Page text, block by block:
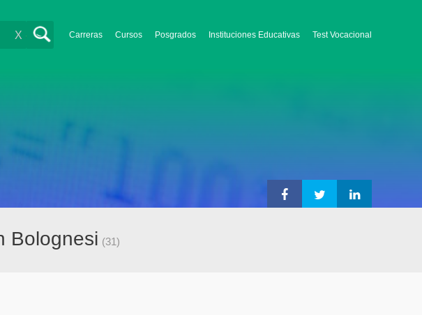
Carreras Cursos Posgrados Instituciones Educativas Test Vocacional
X
Bolognesi (31)